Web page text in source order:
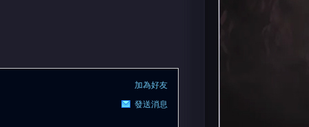
加為好友
發送消息